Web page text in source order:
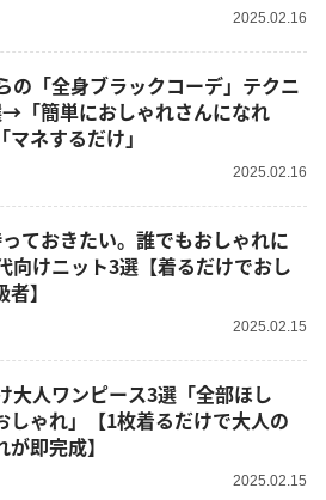
2025.02.16
の「全身ブラックコーデ」テクニ
「簡単におしゃれさんになれ
マネするだけ」
2025.02.16
ておきたい。誰でもおしゃれに
向けニット3選【着るだけでおし
】
2025.02.15
大人ワンピース3選「全部ほし
しゃれ」【1枚着るだけで大人の
即完成】
2025.02.15